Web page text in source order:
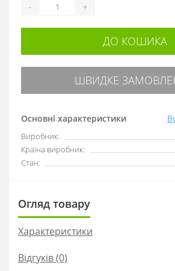
Основні характеристики
Виробник:
Країна виробник:
Стан:
- +
ДО КОШИКА
ШВИДКЕ
Огляд товару
Характеристики
Відгуків (0)